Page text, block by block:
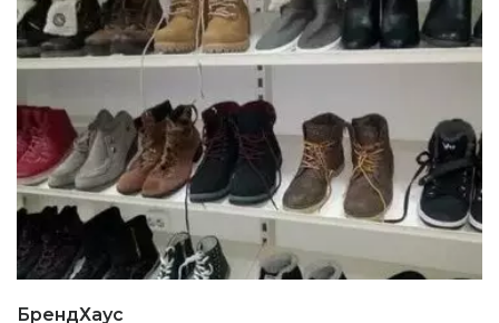
БрендХаус